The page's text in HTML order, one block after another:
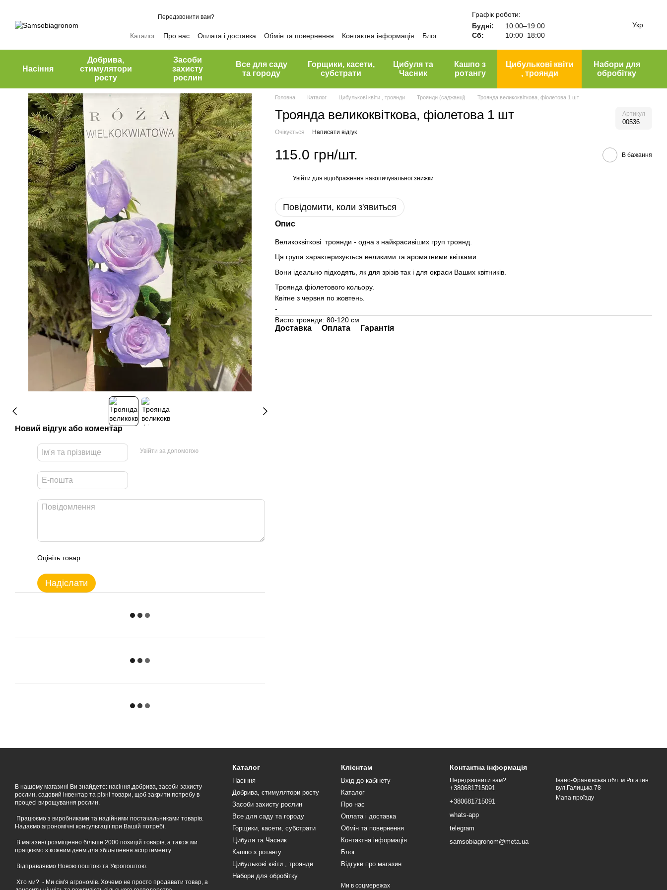
Передзвонити вам?
Каталог Про нас Оплата і доставка Обмін та повернення Контактна інформація
Блог
Графік роботи:
Будні:
10:00–19:00
Сб:
10:00–18:00
Укр
Насіння
Добрива,
стимулятори
росту
Засоби
захисту
рослин
Все для саду
та городу
Горщики, касети,
субстрати
Цибуля та
Часник
Кашпо з
ротангу
Цибулькові квіти
, троянди
Набори для
обробітку
Новий відгук або коментар
Увійти за допомогою
Оцініть товар
Надіслати
Головна Каталог Цибулькові квіти , троянди Троянди (саджанці) Троянда великоквіткова, фіолетова 1 шт
Троянда великоквіткова, фіолетова 1 шт Артикул
00536
Очікується Написати відгук
115.0 грн/шт. В бажання
Увійти для відображення накопичувальної знижки
Повідомити, коли з'явиться
Опис
Великоквіткові троянди - одна з найкрасивіших груп троянд.
Ця група характеризується великими та ароматними квітками.
Вони ідеально підходять, як для зрізів так і для окраси Ваших квітників.
Троянда фіолетового кольору.
Квітне з червня по жовтень.
-
Висто троянди: 80-120 см
Доставка Оплата Гарантія
В нашому магазині Ви знайдете: насіння,добрива, засоби захисту
рослин, садовий інвентар та різні товари, щоб закрити потребу в
процесі вирощування рослин.
Працюємо з виробниками та надійними постачальниками товарів.
Надаємо агрономічні консультації при Вашій потребі.
В магазині розміщенно більше 2000 позицій товарів, а також ми
працюємо з кожним днем для збільшення асортименту.
Відправляємо Новою поштою та Укропоштою.
Хто ми? - Ми сім'я агрономів. Хочемо не просто продавати товар, а
Каталог
Насіння
Добрива, стимулятори росту
Засоби захисту рослин
Все для саду та городу
Горщики, касети, субстрати
Цибуля та Часник
Кашпо з ротангу
Цибулькові квіти , троянди
Набори для обробітку
Клієнтам
Вхід до кабінету
Каталог
Про нас
Оплата і доставка
Обмін та повернення
Контактна інформація
Блог
Відгуки про магазин
Ми в соцмережах
Контактна інформація
Передзвонити вам?
+380681715091
+380681715091
whats-app
telegram
samsobiagronom@meta.ua
Івано-Франківська обл. м.Рогатин
вул.Галицька 78
Мапа проїзду